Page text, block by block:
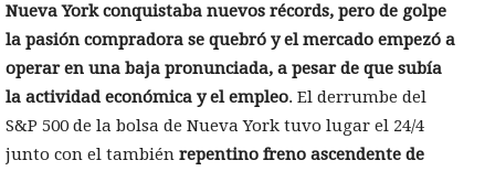
Nueva York conquistaba nuevos récords, pero de golpe
la pasión compradora se quebró y el mercado empezó a
operar en una baja pronunciada, a pesar de que subía
la actividad económica y el empleo. El derrumbe del
S&P 500 de la bolsa de Nueva York tuvo lugar el 24/4
junto con el también repentino freno ascendente de